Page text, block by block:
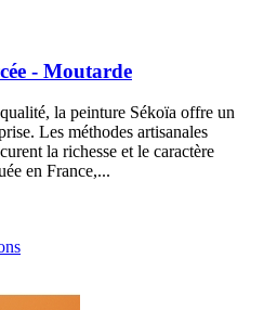
- Moutarde
la peinture Sékoïa offre un
Les méthodes artisanales
la richesse et le caractère
en France,...